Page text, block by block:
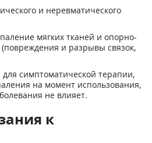
и неревматического
мягких тканей и опорно-
(повреждения и разрывы связок,
симптоматической терапии,
на момент использования,
не влияет.
к